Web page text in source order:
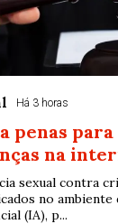
Há 3 horas
penas
na
sexual contra
no
(IA), p...